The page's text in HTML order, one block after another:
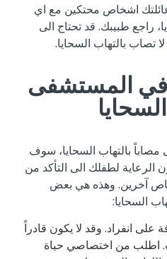
اشخاص محتكين مع اي
راجع طبيبك. قد تحتاج الى
تصاب بالتهاب السحايا.
في المستشفى
بالتهاب السحايا، سوف
الرعاية لطفلك الى التأكد من
آخرين. وهذه هي بعض
السحايا:
انفراد. وقد لا يكون قادراً
اطلب من اختصاصي حياة